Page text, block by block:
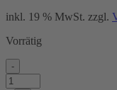
inkl. 19 % MwSt. zzgl.
Vorrätig
-
Kopierrädchen,